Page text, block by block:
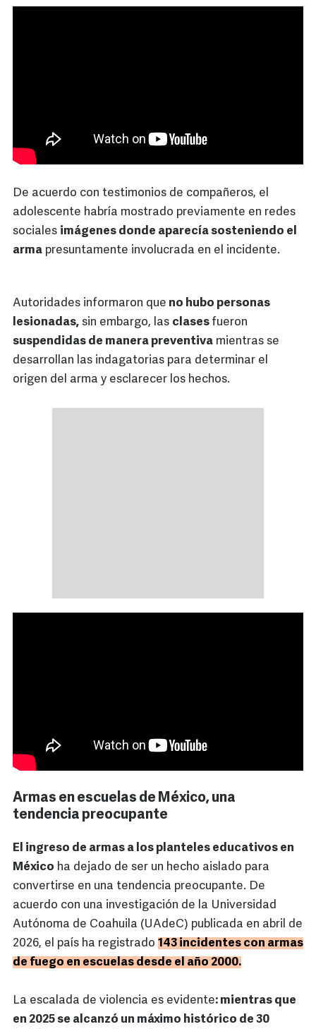
De acuerdo con testimonios de compañeros, el
adolescente habría mostrado previamente en redes
sociales imágenes donde aparecía sosteniendo el
arma presuntamente involucrada en el incidente.
Autoridades informaron que no hubo personas
lesionadas, sin embargo, las clases fueron
suspendidas de manera preventiva mientras se
desarrollan las indagatorias para determinar el
origen del arma y esclarecer los hechos.
Armas en escuelas de México, una
tendencia preocupante
El ingreso de armas a los planteles educativos en
México ha dejado de ser un hecho aislado para
convertirse en una tendencia preocupante. De
acuerdo con una investigación de la Universidad
Autónoma de Coahuila (UAdeC) publicada en abril de
2026, el país ha registrado 143 incidentes con armas
de fuego en escuelas desde el año 2000.
La escalada de violencia es evidente: mientras que
en 2025 se alcanzó un máximo histórico de 30